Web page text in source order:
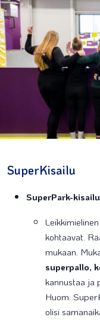
SuperKisailu
SuperPark-
kohtaavat.
mukaan.
superpallo,
kannustaa ja
Huom.
olisi